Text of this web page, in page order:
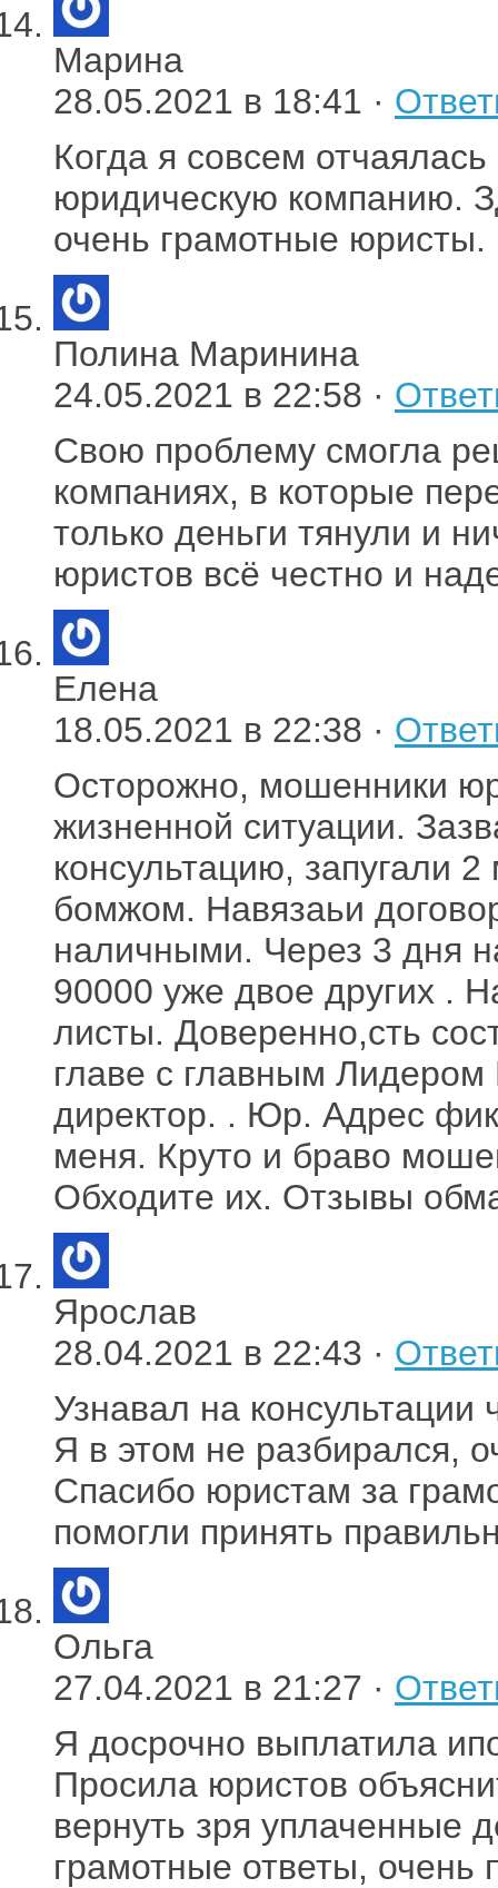
Марина
28.05.2021 в 18:41 ·
Когда я совсем
юридическую компанию.
очень грамотные юристы.
Полина Маринина
24.05.2021 в 22:58 ·
Свою проблему смогла
компаниях, в которые
только деньги тянули и
юристов всё честно и
Елена
18.05.2021 в 22:38 ·
Осторожно, мошенники
жизненной ситуации.
консультацию, запугали
бомжом. Навязаьи
наличными. Через 3 дня
90000 уже двое других .
листы. Доверенно,сть
главе с главным Лидером
директор. . Юр. Адрес
меня. Круто и браво
Обходите их. Отзывы
Ярослав
28.04.2021 в 22:43 ·
Узнавал на консультации
Я в этом не разбирался,
Спасибо юристам за
помогли принять
Ольга
27.04.2021 в 21:27 ·
Я досрочно выплатила
Просила юристов
вернуть зря уплаченные
грамотные ответы, очень